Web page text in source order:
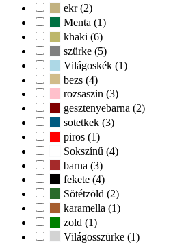
ekr (2)
Menta (1)
khaki (6)
szürke (5)
Világoskék (1)
bezs (4)
rozsaszin (3)
gesztenyebarna (2)
sotetkek (3)
piros (1)
Sokszínű (4)
barna (3)
fekete (4)
Sötétzöld (2)
karamella (1)
zold (1)
Világosszürke (1)